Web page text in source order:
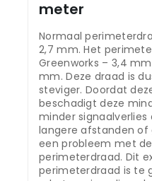
meter
Normaal
2,7 mm. Het
Greenworks – 3,4
mm. Deze draad is
steviger. Doordat
beschadigt deze
minder signaalverlies
langere afstanden of
een probleem met
perimeterdraad. Dit
perimeterdraad is te